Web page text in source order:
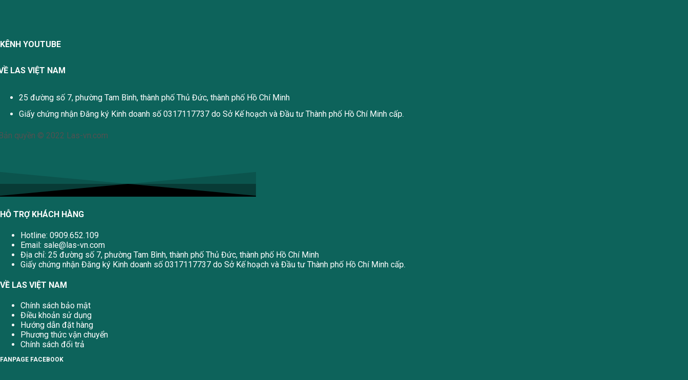
KÊNH YOUTUBE
LAS VIỆT NAM
25 đường số 7, phường Tam Bình, thành phố Thủ Đức, thành phố Hồ Chí Minh
Giấy chứng nhận Đăng ký Kinh doanh số 0317117737 do Sở Kế hoạch và Đầu tư Thành phố Hồ Chí Minh cấp.
quyền © 2022 Las-vn.com
HỖ TRỢ KHÁCH HÀNG
Hotline: 0909.652.109
Email: sale@las-vn.com
Địa chỉ: 25 đường số 7, phường Tam Bình, thành phố Thủ Đức, thành phố Hồ Chí Minh
Giấy chứng nhận Đăng ký Kinh doanh số 0317117737 do Sở Kế hoạch và Đầu tư Thành phố Hồ Chí Minh cấp.
VỀ LAS VIỆT NAM
Chính sách bảo mật
Điều khoản sử dụng
Hướng dẫn đặt hàng
Phương thức vận chuyển
Chính sách đổi trả
FANPAGE FACEBOOK